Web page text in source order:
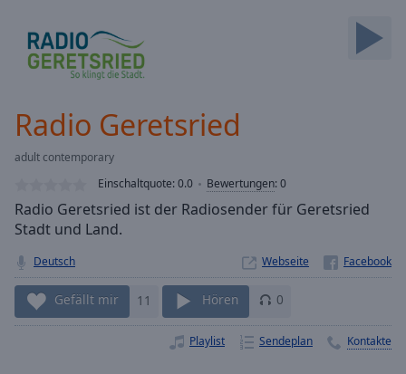
Skip
Forward
Mute
Loaded:
Stream
TypeLIVE
live,
currently
behind
LIVE
Remaining
Radio Geretsried
adult contemporary
Einschaltquote:0.0 Bewertungen:0
Radio Geretsried ist der Radiosender für Geretsried
Stadt und Land.
Deutsch Webseite
Gefällt mir 11 Hören 0
Playlist Sendeplan Kontakte